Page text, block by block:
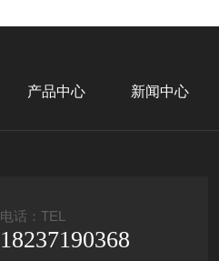
产品中心 新闻中心
电话：TEL
18237190368